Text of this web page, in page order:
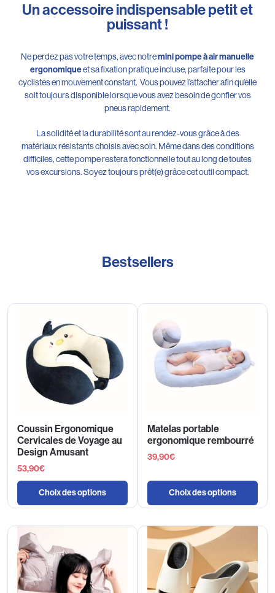
Un accessoire indispensable petit et
puissant !
Ne perdez pas votre temps, avec notremini pompe à air manuelle
ergonomiqueet sa fixation pratique incluse, parfaite pour les
cyclistes en mouvement constant. Vous pouvez l’attacher afin qu’elle
soit toujours disponible lorsque vous avez besoin de gonfler vos
pneus rapidement.
La solidité et la durabilité sont au rendez-vous grâce à des
matériaux résistants choisis avec soin. Même dans des conditions
difficiles, cette pompe restera fonctionnelle tout au long de toutes
vos excursions. Soyez toujours prêt(e) grâce cet outil compact.
Bestsellers
Coussin Ergonomique
Cervicales de Voyage au
Design Amusant
53,90€
Choix des options
Matelas portable
ergonomique rembourré
39,90€
Choix des options